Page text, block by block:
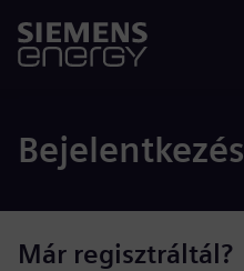
Bejelentkezés
Már regisztráltál?